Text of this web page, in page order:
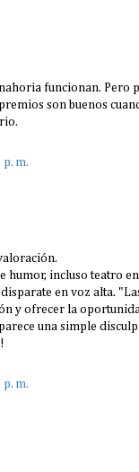
funcionan. Pero
son buenos
m.
humor, incluso teatro
en voz alta.
y ofrecer la
una simple
m.